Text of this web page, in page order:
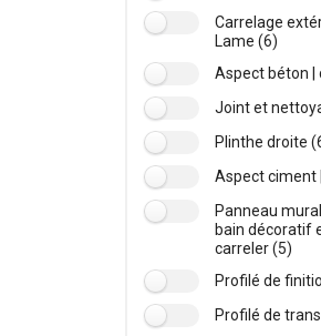
Carrelage
Lame (6)
Aspect béton |
Joint et
Plinthe droite
Aspect ciment
Panneau
bain décoratif
carreler (5)
Profilé de
Profilé de